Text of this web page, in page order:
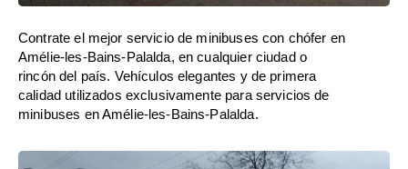
Contrate el mejor servicio de minibuses con chófer en
Amélie-les-Bains-Palalda, en cualquier ciudad o
rincón del país. Vehículos elegantes y de primera
calidad utilizados exclusivamente para servicios de
minibuses en Amélie-les-Bains-Palalda.